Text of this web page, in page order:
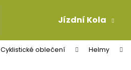
Jízdní Kola
Cyklistické oblečení Helmy